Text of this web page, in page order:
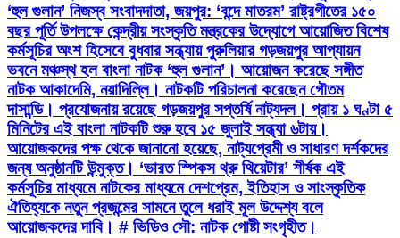
‘হুল গুলান’ নিজস্ব সংবাদদাতা, জয়পুর: ‘বন্দে মাতরম’ রাষ্ট্রগীতের ১৫০
বছর পূর্তি উপলক্ষে কেন্দ্রীয় সংস্কৃতি মন্ত্রকের উদ্যোগে আয়োজিত বিশেষ
কর্মসূচির অংশ হিসেবে বুধবার সন্ধ্যায় পুরুলিয়ার গড়জয়পুর আপ্যায়ন
ভবনে মঞ্চস্থ হল বাংলা নাটক ‘হুল গুলান’। আয়োজন করেছে সঙ্গীত
নাটক আকাদেমি, নয়াদিল্লি। নাটকটি পরিচালনা করেছেন গৌতম
দাসান্ডি। প্রযোজনায় রয়েছে গড়জয়পুর সপ্তর্ষি নাট্যদল। প্রায় ১ ঘণ্টা ৫
মিনিটের এই বাংলা নাটকটি শুরু হবে ১৫ জুলাই সন্ধ্যা ৬টায়।
আয়োজকদের পক্ষ থেকে জানানো হয়েছে, নাট্যপ্রেমী ও সাধারণ দর্শকদের
জন্য অনুষ্ঠানটি উন্মুক্ত। ‘ভারত স্পিকস থ্রু থিয়েটার’ শীর্ষক এই
কর্মসূচির মাধ্যমে নাটকের মাধ্যমে দেশপ্রেম, ইতিহাস ও সাংস্কৃতিক
ঐতিহ্যকে নতুন প্রজন্মের সামনে তুলে ধরাই মূল উদ্দেশ্য বলে
আয়োজকদের দাবি। # ভিডিও সৌ: নাটক গোষ্টী সংগৃহীত।